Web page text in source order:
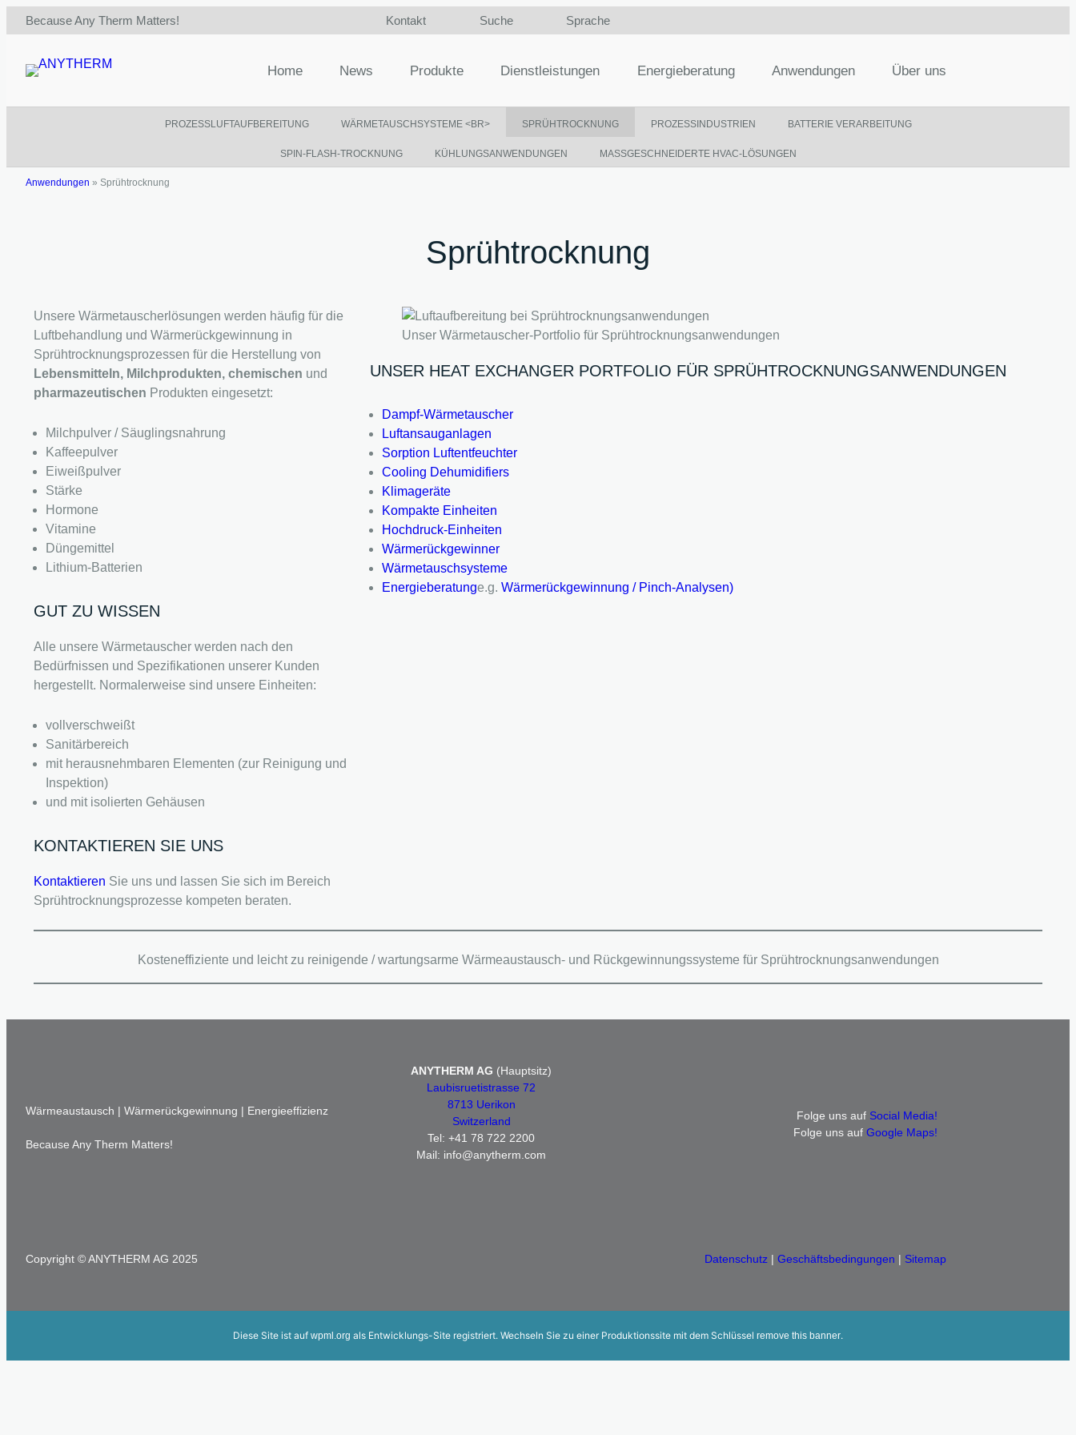
Zum
Inhalt
Because Any Therm Matters! Kontakt Suche Sprache
Home News Produkte Dienstleistungen Energieberatung Anwendungen Über uns
PROZESSLUFTAUFBEREITUNG WÄRMETAUSCHSYSTEME <BR> SPRÜHTROCKNUNG PROZESSINDUSTRIEN BATTERIE VERARBEITUNG
SPIN-FLASH-TROCKNUNG KÜHLUNGSANWENDUNGEN MASSGESCHNEIDERTE HVAC-LÖSUNGEN
Anwendungen » Sprühtrocknung
Sprühtrocknung
Unsere Wärmetauscherlösungen werden häufig für die
Luftbehandlung und Wärmerückgewinnung in
Sprühtrocknungsprozessen für die Herstellung von
Lebensmitteln, Milchprodukten, chemischen und
pharmazeutischen Produkten eingesetzt:
Milchpulver / Säuglingsnahrung
Kaffeepulver
Eiweißpulver
Stärke
Hormone
Vitamine
Düngemittel
Lithium-Batterien
GUT ZU WISSEN
Alle unsere Wärmetauscher werden nach den
Bedürfnissen und Spezifikationen unserer Kunden
hergestellt. Normalerweise sind unsere Einheiten:
vollverschweißt
Sanitärbereich
mit herausnehmbaren Elementen (zur Reinigung und
Inspektion)
und mit isolierten Gehäusen
KONTAKTIEREN SIE UNS
Kontaktieren Sie uns und lassen Sie sich im Bereich
Sprühtrocknungsprozesse kompeten beraten.
Unser Wärmetauscher-Portfolio für Sprühtrocknungsanwendungen
UNSER HEAT EXCHANGER PORTFOLIO FÜR SPRÜHTROCKNUNGSANWENDUNGEN
Dampf-Wärmetauscher
Luftansauganlagen
Sorption Luftentfeuchter
Cooling Dehumidifiers
Klimageräte
Kompakte Einheiten
Hochdruck-Einheiten
Wärmerückgewinner
Wärmetauschsysteme
Energieberatunge.g. Wärmerückgewinnung / Pinch-Analysen)
Kosteneffiziente und leicht zu reinigende / wartungsarme Wärmeaustausch- und Rückgewinnungssysteme für Sprühtrocknungsanwendungen
Wärmeaustausch | Wärmerückgewinnung | Energieeffizienz
Because Any Therm Matters!
ANYTHERM AG (Hauptsitz)
Laubisruetistrasse 72
8713 Uerikon
Switzerland
Tel: +41 78 722 2200
Mail: info@anytherm.com
Folge uns auf Social Media!
Folge uns auf Google Maps!
Copyright © ANYTHERM AG 2025 Datenschutz | Geschäftsbedingungen | Sitemap
Diese Site ist auf wpml.org als Entwicklungs-Site registriert. Wechseln Sie zu einer Produktionssite mit dem Schlüssel remove this banner.